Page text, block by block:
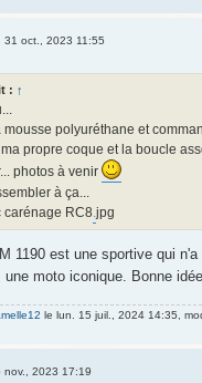
31 oct., 2023 11:55
: ↑
polyuréthane et
propre coque et la boucle
photos à venir
à ça...
carénage RC8.jpg
1190 est une sportive qui
moto iconique. Bonne
le lun. 15 juil., 2024 14:35,
nov., 2023 17:19